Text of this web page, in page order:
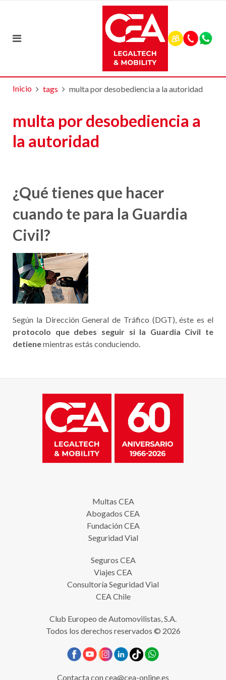
Inicio tags multa por desobediencia a la autoridad
multa por desobediencia a
la autoridad
¿Qué tienes que hacer
cuando te para la Guardia
Civil?
Según la Dirección General de Tráfico (DGT), éste es el
protocolo que debes seguir si la Guardia Civil te
detienemientras estás conduciendo.
Multas CEA
Abogados CEA
Fundación CEA
Seguridad Vial
Seguros CEA
Viajes CEA
Consultoría Seguridad Vial
CEA Chile
Club Europeo de Automovilistas, S.A.
Todos los derechos reservados © 2026
Contacta concea@cea-online.es